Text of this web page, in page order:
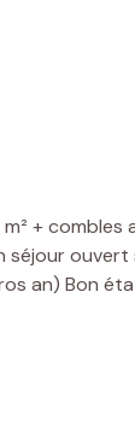
+
séjour
an) Bon